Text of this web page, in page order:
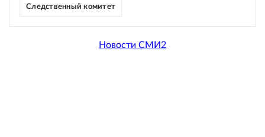
Следственный комитет
Новости СМИ2